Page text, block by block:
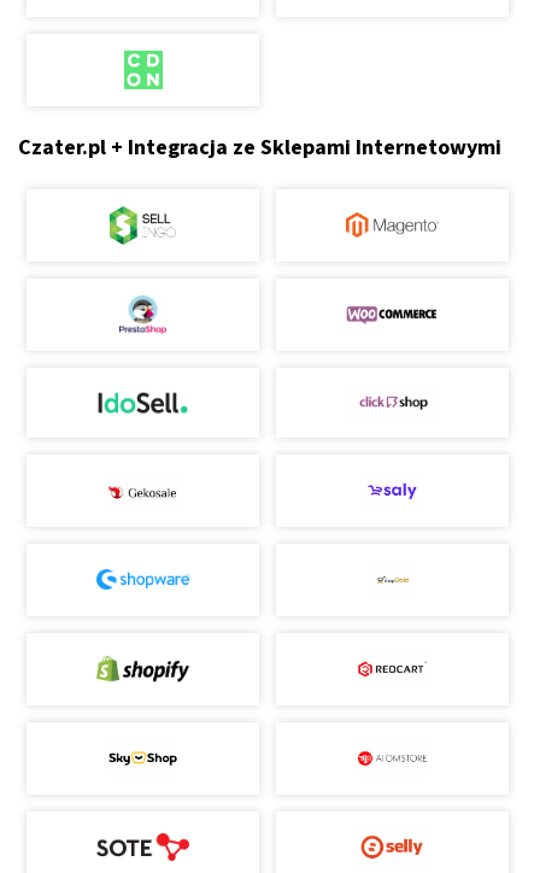
Czater.pl + Integracja ze Sklepami Internetowymi